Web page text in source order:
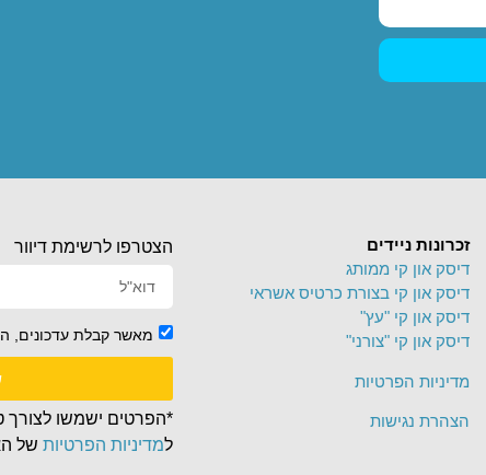
זכרונות ניידים
דיסק און קי ממותג
דיסק און קי בצורת כרטיס אשראי
דיסק און קי "עץ"
דיסק און קי "צורני"
מדיניות הפרטיות
הצהרת נגישות
הצטרפו לרשימת דיוור
מאשר קבלת עדכונים,
*הפרטים ישמשו לצורך
למדיניות הפרטיותשל